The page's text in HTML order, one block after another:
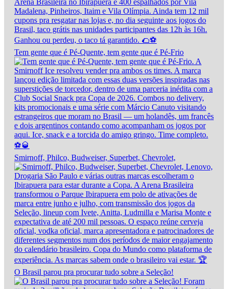
Tem gente que é Pé-Quente, tem gente que é Pé-Frio
Smirnoff, Philco, Budweiser, Superbet, Chevrolet,
O Brasil parou pra procurar tudo sobre a Seleção!